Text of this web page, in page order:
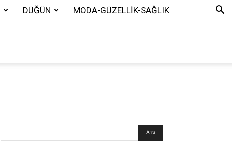
DÜĞÜN MODA-GÜZELLİK-SAĞLIK